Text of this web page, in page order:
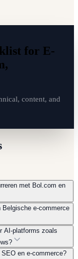
for E-
content, and
met Bol.com en
die de grote
uitgebreide
in het Nederlands
('beste [product]
op via content
e-commerce
Het is cruciaal
tags correct te
bereikt,
AI-platforms zoals
en e-commerce?